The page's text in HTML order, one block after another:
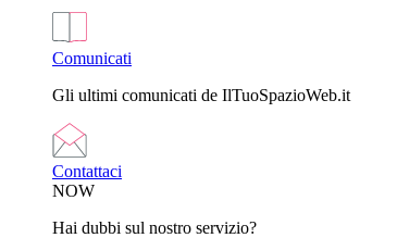
Comunicati
Gli ultimi comunicati de IlTuoSpazioWeb.it
Contattaci
NOW
Hai dubbi sul nostro servizio?